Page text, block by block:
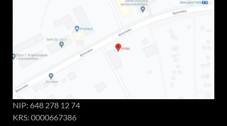
NIP: 648 278 12 74
KRS: 0000667386